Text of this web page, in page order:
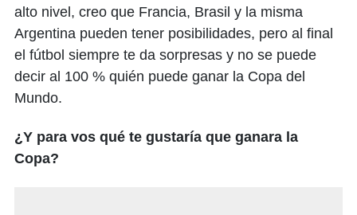
alto nivel, creo que Francia, Brasil y la misma
Argentina pueden tener posibilidades, pero al final
el fútbol siempre te da sorpresas y no se puede
decir al 100 % quién puede ganar la Copa del
Mundo.
¿Y para vos qué te gustaría que ganara la
Copa?